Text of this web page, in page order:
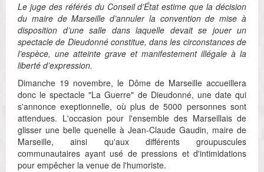
Le juge des référés du Conseil d’État estime que la décision
du maire de Marseille d’annuler la convention de mise à
disposition d’une salle dans laquelle devait se jouer un
spectacle de Dieudonné constitue, dans les circonstances de
l’espèce, une atteinte grave et manifestement illégale à la
liberté d’expression.
Dimanche 19 novembre, le Dôme de Marseille accueillera
donc le spectacle "La Guerre" de Dieudonné, une date qui
s'annonce exeptionnelle, où plus de 5000 personnes sont
attendues. L'occasion pour l'ensemble des Marseillais de
glisser une belle quenelle à Jean-Claude Gaudin, maire de
Marseille, ainsi qu'aux différents groupuscules
communautaires ayant usé de pressions et d'intimidations
pour empêcher la venue de l'humoriste.